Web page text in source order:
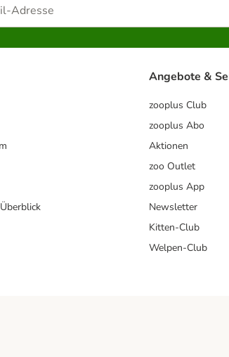
Angebote &
zooplus Club
zooplus Abo
Aktionen
zoo Outlet
zooplus App
Newsletter
Kitten-Club
Welpen-Club